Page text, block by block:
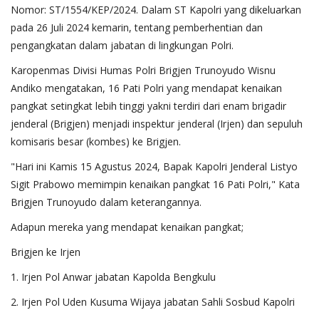
Nomor: ST/1554/KEP/2024. Dalam ST Kapolri yang dikeluarkan
pada 26 Juli 2024 kemarin, tentang pemberhentian dan
pengangkatan dalam jabatan di lingkungan Polri.
Karopenmas Divisi Humas Polri Brigjen Trunoyudo Wisnu
Andiko mengatakan, 16 Pati Polri yang mendapat kenaikan
pangkat setingkat lebih tinggi yakni terdiri dari enam brigadir
jenderal (Brigjen) menjadi inspektur jenderal (Irjen) dan sepuluh
komisaris besar (kombes) ke Brigjen.
"Hari ini Kamis 15 Agustus 2024, Bapak Kapolri Jenderal Listyo
Sigit Prabowo memimpin kenaikan pangkat 16 Pati Polri," Kata
Brigjen Trunoyudo dalam keterangannya.
Adapun mereka yang mendapat kenaikan pangkat;
Brigjen ke Irjen
1. Irjen Pol Anwar jabatan Kapolda Bengkulu
2. Irjen Pol Uden Kusuma Wijaya jabatan Sahli Sosbud Kapolri